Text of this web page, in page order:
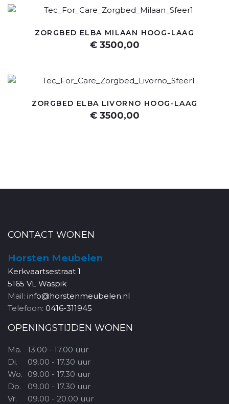
ZORGBED ELBA MILAAN HOOG-LAAG
€ 3500,00
ZORGBED ELBA LIVORNO HOOG-LAAG
€ 3500,00
CONTACT WONEN
Horsten Meubelen
Kerkvaartsestraat 1
5165 VL Waspik
Mail: info@horstenmeubelen.nl
Telefoon: 0416-311945
OPENINGSTIJDEN WONEN
Ma.
Di.
Wo.
Do.
Vr.
13.00 - 17.00 uur
09.00 - 17.30 uur
09.00 - 17.30 uur
09.00 - 17.30 uur
09.00 - 20.00 uur